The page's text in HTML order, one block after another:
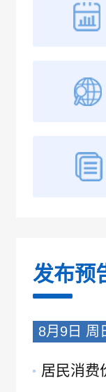
发布预
8月9日 周
居民消费